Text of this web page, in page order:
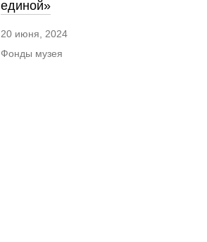
единой»
20 июня, 2024
Фонды музея